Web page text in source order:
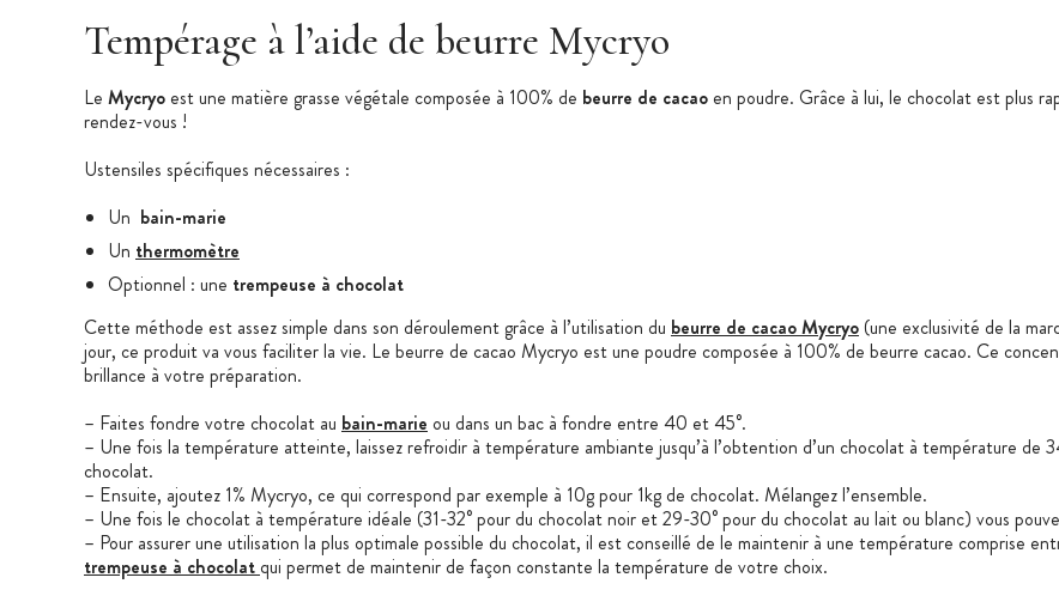
Tempérage à l’aide de beurre Mycryo
Le Mycryo est une matière grasse végétale composée à 100% de beurre de cacao en poudre. Grâce à lui, le chocolat est plus
rendez-vous !
Ustensiles spécifiques nécessaires :
Un bain-marie
Un thermomètre
Optionnel : une trempeuse à chocolat
Cette méthode est assez simple dans son déroulement grâce à l’utilisation du beurre de cacao Mycryo(une exclusivité de la
jour, ce produit va vous faciliter la vie. Le beurre de cacao Mycryo est une poudre composée à 100% de beurre cacao. Ce
brillance à votre préparation.
– Faites fondre votre chocolat au bain-marie ou dans un bac à fondre entre 40 et 45°.
– Une fois la température atteinte, laissez refroidir à température ambiante jusqu’à l’obtention d’un chocolat à température
chocolat.
– Ensuite, ajoutez 1% Mycryo, ce qui correspond par exemple à 10g pour 1kg de chocolat. Mélangez l’ensemble.
– Une fois le chocolat à température idéale (31-32° pour du chocolat noir et 29-30° pour du chocolat au lait ou blanc) vous
– Pour assurer une utilisation la plus optimale possible du chocolat, il est conseillé de le maintenir à une température comprise
trempeuse à chocolat qui permet de maintenir de façon constante la température de votre choix.